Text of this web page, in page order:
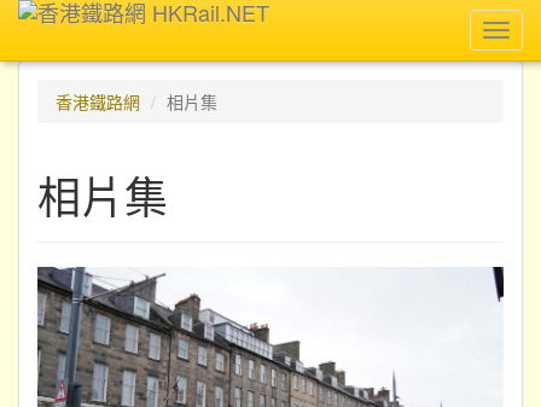
香港鐵路網
相片集
相片集